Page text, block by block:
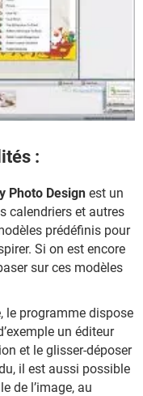
:
Photo Design est un
calendriers et autres
prédéfinis pour
Si on est encore
sur ces modèles
le programme dispose
un éditeur
et le glisser-déposer
il est aussi possible
de l’image, au